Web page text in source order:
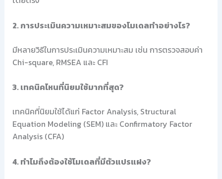
2. การประเมินความเหมาะสมของโมเดลทำอย่างไร?
มีหลายวิธีในการประเมินความเหมาะสม เช่น การตรวจสอบค่า
Chi-square, RMSEA และ CFI
3. เทคนิคไหนที่นิยมใช้มากที่สุด?
เทคนิคที่นิยมใช้ได้แก่ Factor Analysis, Structural
Equation Modeling (SEM) และ Confirmatory Factor
Analysis (CFA)
4. ทำไมถึงต้องใช้โมเดลที่มีตัวแปรแฝง?